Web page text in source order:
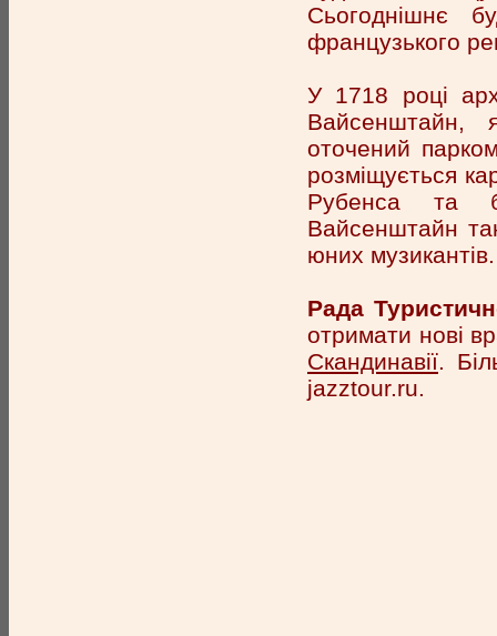
Сьогоднішнє
французького
У 1718 році
Вайсенштайн,
оточений
розміщується
Рубенса та
Вайсенштайн
юних музикантів.
Рада
отримати нові
Скандинавії.
jazztour.ru.